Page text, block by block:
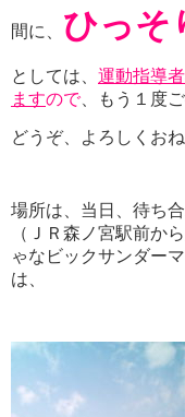
間に、 ひっそ
としては、 運動指導
ますので、もう１度
どうぞ、よろしくお
場所は、当日、待ち
（ＪＲ森ノ宮駅前か
ゃなビックサンダー
は、